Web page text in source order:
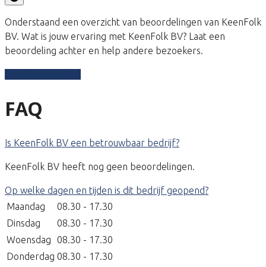
Onderstaand een overzicht van beoordelingen van KeenFolk
BV. Wat is jouw ervaring met KeenFolk BV? Laat een
beoordeling achter en help andere bezoekers.
FAQ
Is KeenFolk BV een betrouwbaar bedrijf?
KeenFolk BV heeft nog geen beoordelingen.
Op welke dagen en tijden is dit bedrijf geopend?
Maandag
08.30 - 17.30
Dinsdag
08.30 - 17.30
Woensdag
08.30 - 17.30
Donderdag 08.30 - 17.30